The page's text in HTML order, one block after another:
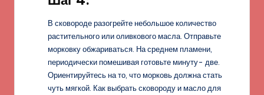
В сковороде разогрейте небольшое количество
растительного или оливкового масла. Отправьте
морковку обжариваться. На среднем пламени,
периодически помешивая готовьте минуту- две.
Ориентируйтесь на то, что морковь должна стать
чуть мягкой. Как выбрать сковороду и масло для